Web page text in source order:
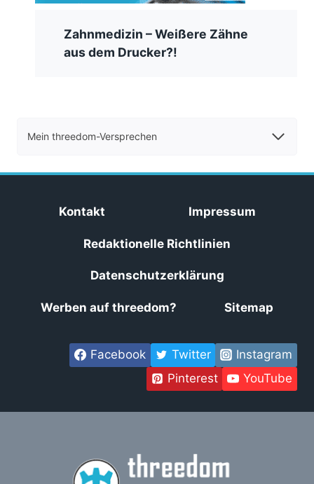
Zahnmedizin – Weißere Zähne
aus dem Drucker?!
Mein threedom-Versprechen
Kontakt Impressum
Redaktionelle Richtlinien
Datenschutzerklärung
Werben auf threedom? Sitemap
Facebook Twitter
Instagram
Pinterest
YouTube